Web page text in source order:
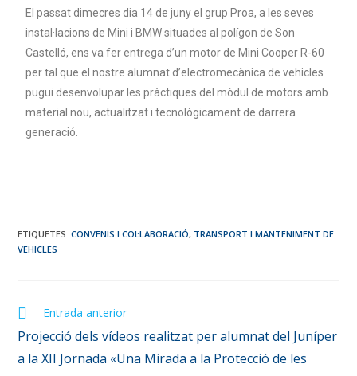
El passat dimecres dia 14 de juny el grup Proa, a les seves
instal·lacions de Mini i BMW situades al polígon de Son
Castelló, ens va fer entrega d’un motor de Mini Cooper R-60
per tal que el nostre alumnat d’electromecànica de vehicles
pugui desenvolupar les pràctiques del mòdul de motors amb
materialnou, actualitzat i tecnològicament de darrera
generació.
ETIQUETES:CONVENIS I COL·LABORACIÓ, TRANSPORT I MANTENIMENT DE
VEHICLES
Entrada anterior
Projecció dels vídeos realitzat per alumnat del Juníper
a la XII Jornada «Una Mirada a la Protecció de les